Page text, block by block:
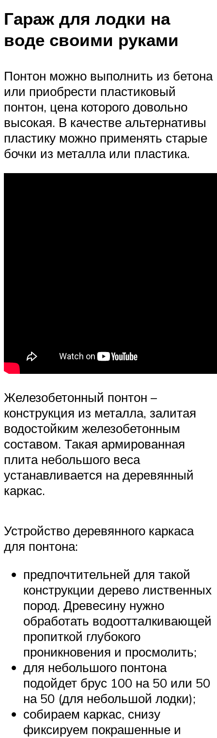
Гараж для лодки на
воде своими руками
Понтон можно выполнить из бетона
или приобрести пластиковый
понтон, цена которого довольно
высокая. В качестве альтернативы
пластику можно применять старые
бочки из металла или пластика.
Железобетонный понтон –
конструкция из металла, залитая
водостойким железобетонным
составом. Такая армированная
плита небольшого веса
устанавливается на деревянный
каркас.
Устройство деревянного каркаса
для понтона:
предпочтительней для такой
конструкции дерево лиственных
пород. Древесину нужно
обработать водоотталкивающей
пропиткой глубокого
проникновения и просмолить;
для небольшого понтона
подойдет брус 100 на 50 или 50
на 50 (для небольшой лодки);
собираем каркас, снизу
фиксируем покрашенные и